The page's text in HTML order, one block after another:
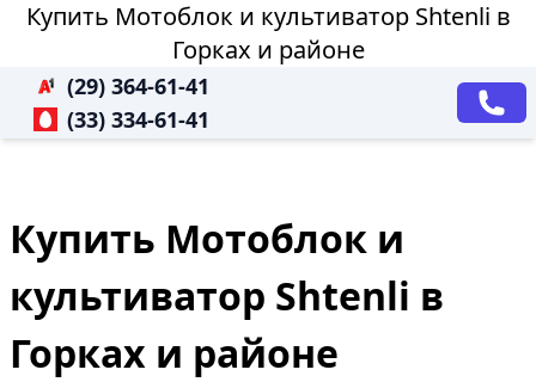
Купить Мотоблок и культиватор Shtenli в
Горках и районе
(29) 364-61-41
(33) 334-61-41
Купить Мотоблок и
культиватор Shtenli в
Горках и районе